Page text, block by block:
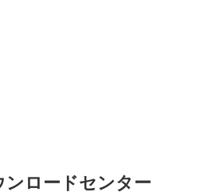
ンロードセンター